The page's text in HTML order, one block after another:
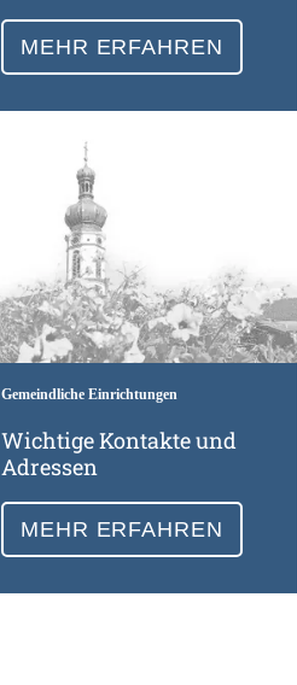
MEHR ERFAHREN
Gemeindliche Einrichtungen
Wichtige Kontakte und
Adressen
MEHR ERFAHREN